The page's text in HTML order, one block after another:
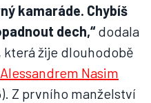
kamaráde. Chybíš
dech,“dodala
která žije dlouhodobě
Alessandrem Nasim
Z prvního manželství